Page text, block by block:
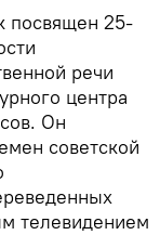
посвящен 25-
речи
центра
Он
советской
телевидением